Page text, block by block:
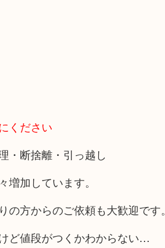
ください
・断捨離・引っ越し
増加しています。
の方からのご依頼も大歓迎です。
ど値段がつくかわからない…